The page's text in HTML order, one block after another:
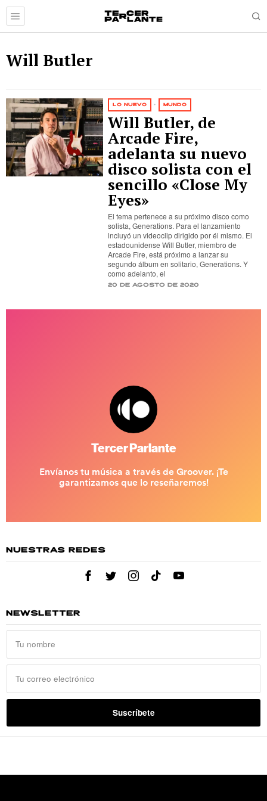
Will Butler
LO NUEVO · MUNDO
Will Butler, de
Arcade Fire,
adelanta su nuevo
disco solista con el
sencillo «Close My
Eyes»
El tema pertenece a su próximo disco como
solista, Generations. Para el lanzamiento
incluyó un videoclip dirigido por él mismo. El
estadounidense Will Butler, miembro de
Arcade Fire, está próximo a lanzar su
segundo álbum en solitario, Generations. Y
como adelanto, el
20 de agosto de 2020
NUESTRAS REDES
NEWSLETTER